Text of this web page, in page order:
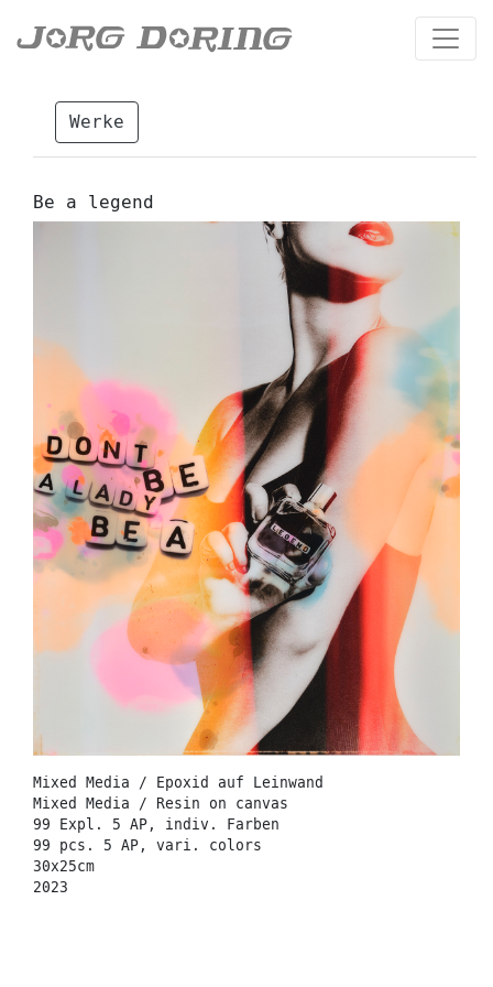
Werke
Be a legend
Mixed Media / Epoxid auf Leinwand
Mixed Media / Resin on canvas
99 Expl. 5 AP, indiv. Farben
99 pcs. 5 AP, vari. colors
30x25cm
2023